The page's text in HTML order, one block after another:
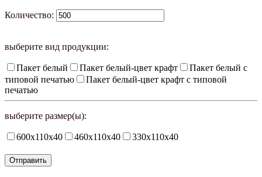
Количество:
выберите вид продукции:
Пакет белый Пакет белый-цвет крафт
Пакет белый с
типовой печатью
Пакет белый-цвет крафт с типовой
печатью
выберите размер(ы):
600х110х40 460х110х40 330х110х40